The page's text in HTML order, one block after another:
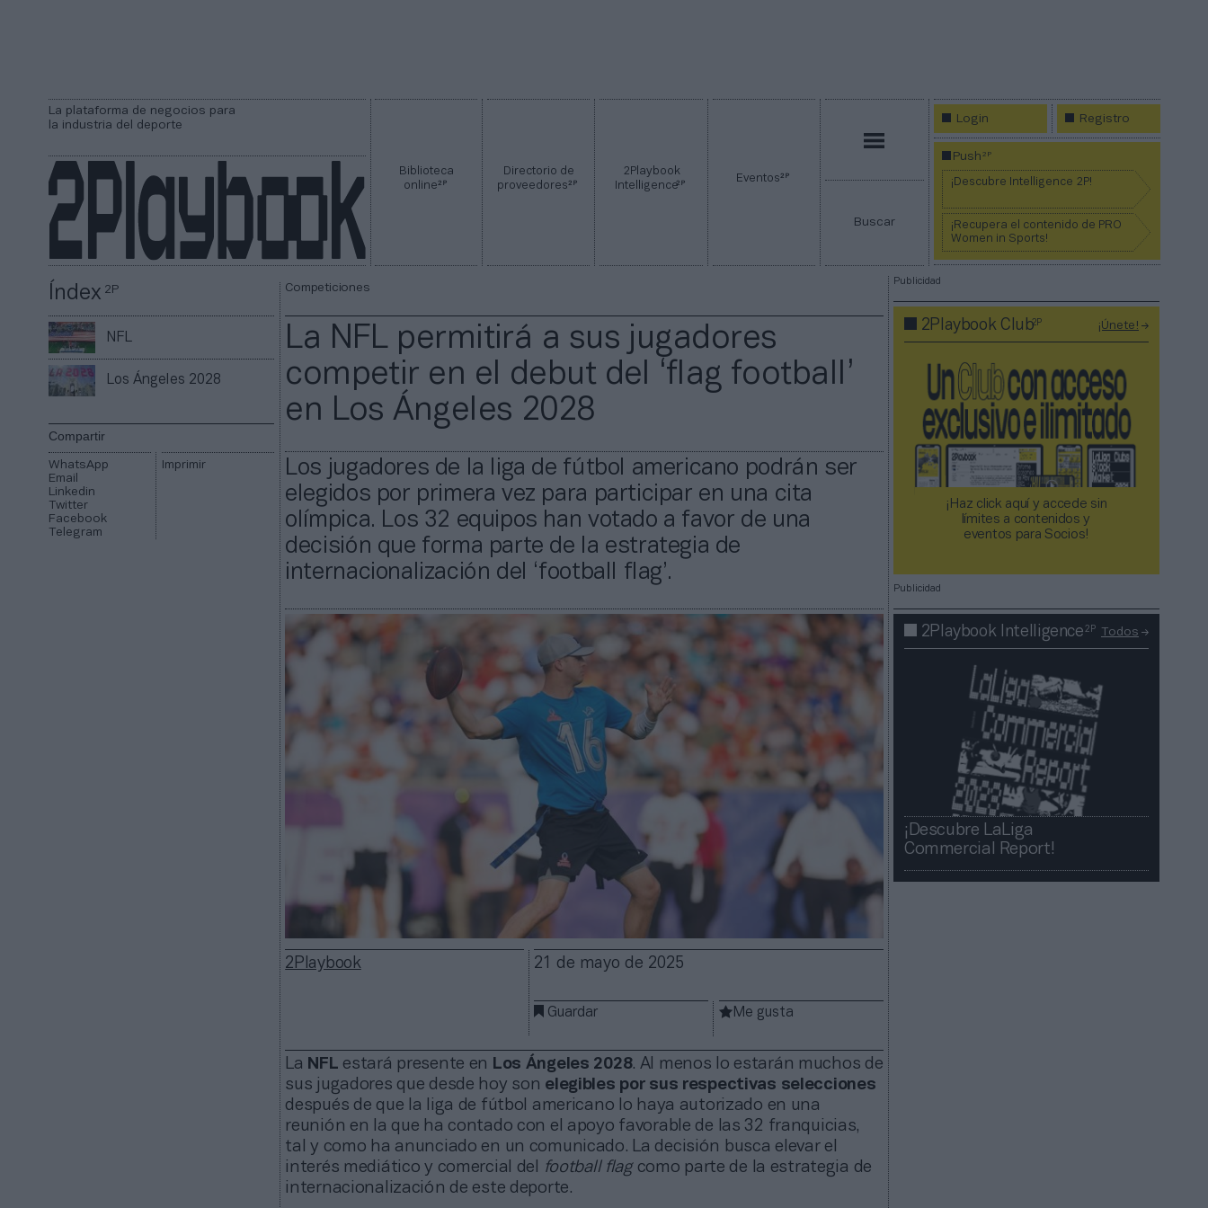
La plataforma de negocios para
la industria del deporte
Biblioteca
online2P
Directorio de
proveedores2P
2Playbook
Intelligence2P Eventos2P
Buscar
Login Registro
Push2P
¡Descubre Intelligence 2P!
¡Recupera el contenido de PRO
Women in Sports!
Índex2P
NFL
Los Ángeles 2028
Compartir
WhatsApp
Email
Linkedin
Twitter
Facebook
Telegram
Imprimir
Competiciones
La NFL permitirá a sus jugadores
competir en el debut del ‘flag football’
en Los Ángeles 2028
Los jugadores de la liga de fútbol americano podrán ser
elegidos por primera vez para participar en una cita
olímpica. Los 32 equipos han votado a favor de una
decisión que forma parte de la estrategia de
internacionalización del ‘football flag’.
2Playbook 21 de mayo de 2025
Guardar Me gusta
La NFL estará presente en Los Ángeles 2028. Al menos lo estarán muchos de
sus jugadores que desde hoy son elegibles por sus respectivas selecciones
después de que la liga de fútbol americano lo haya autorizado en una
reunión en la que ha contado con el apoyo favorable de las 32 franquicias,
tal y como ha anunciado en un comunicado. La decisión busca elevar el
interés mediático y comercial del
football flagcomo parte de la estrategia de
internacionalización de este deporte.
Publicidad
2Playbook Club2P ¡Únete!
¡Haz click aquí y accede sin
límites a contenidos y
eventos para Socios!​​​​​​​
Publicidad
2Playbook Intelligence2P Todos
¡Descubre LaLiga
Commercial Report!​​